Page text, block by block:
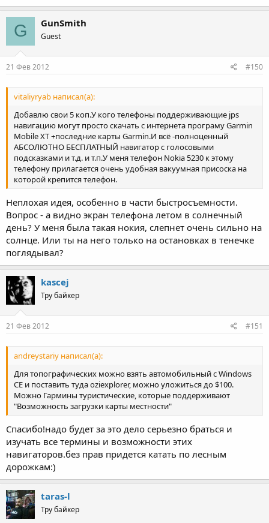
G GunSmith
Guest
21 Фев 2012 #150
vitaliyryab написал(а):
Добавлю свои 5 коп.У кого телефоны поддерживающие jps
навигацию могут просто скачать с интернета програму Garmin
Mobile XT +последние карты Garmin.И всё -полноценный
АБСОЛЮТНО БЕСПЛАТНЫЙ навигатор с голосовыми
подсказками и т.д. и т.п.У меня телефон Nokia 5230 к этому
телефону прилагается очень удобная вакуумная присоска на
которой крепится телефон.
Неплохая идея, особенно в части быстросъемности.
Вопрос - а видно экран телефона летом в солнечный
день? У меня была такая нокия, слепнет очень сильно на
солнце. Или ты на него только на остановках в тенечке
поглядывал?
kascej
Тру байкер
21 Фев 2012 #151
andreystariy написал(а):
Для топографических можно взять автомобильный с Windows
CE и поставить туда oziexplorer, можно уложиться до $100.
Можно Гармины туристические, которые поддерживают
"Возможность загрузки карты местности"
Cпасибо!надо будет за это дело серьезно браться и
изучать все термины и возможности этих
навигаторов.без прав придется катать по лесным
дорожкам:)
taras-l
Тру байкер